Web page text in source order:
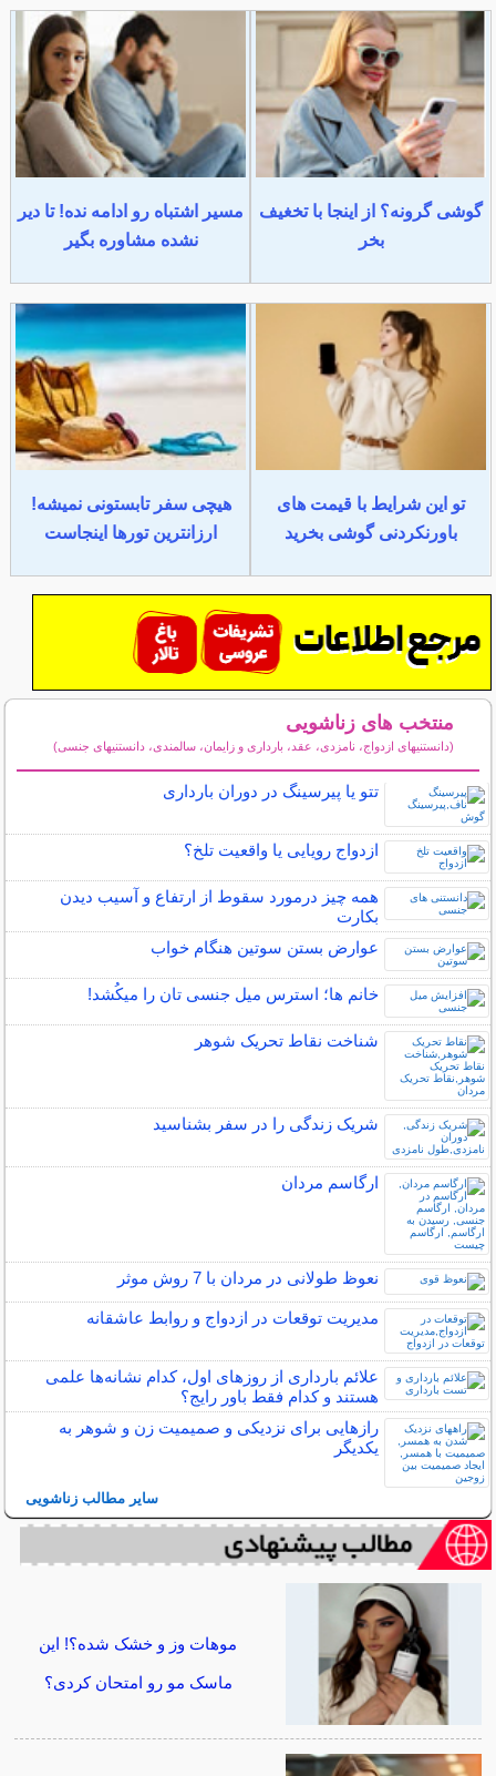
گوشی گرونه؟ از اینجا با تخغیف
بخر
مسیر اشتباه رو ادامه نده! تا دیر
نشده مشاوره بگیر
تو این شرایط با قیمت های
باورنکردنی گوشی بخرید
هیچی سفر تابستونی نمیشه!
ارزانترین تورها اینجاست
منتخب های زناشویی
(دانستنیهای ازدواج، نامزدی، عقد، بارداری و زایمان، سالمندی، دانستنیهای جنسی)
تتو یا پیرسینگ در دوران بارداری
ازدواج رویایی یا واقعیت تلخ؟
همه چیز درمورد سقوط از ارتفاع و آسیب دیدن
بکارت
عوارض بستن سوتین هنگام خواب
خانم ها؛ استرس میل جنسی تان را میکُشد!
شناخت نقاط تحریک شوهر
شریک زندگی را در سفر بشناسید
ارگاسم مردان
نعوظ طولانی در مردان با 7 روش موثر
مدیریت توقعات در ازدواج و روابط عاشقانه
علائم بارداری از روزهای اول، کدام نشانه‌ها علمی
هستند و کدام فقط باور رایج؟
رازهایی برای نزدیکی و صمیمیت زن و شوهر به
یکدیگر
سایر مطالب زناشویی
موهات وز و خشک شده؟! این
ماسک مو رو امتحان کردی؟